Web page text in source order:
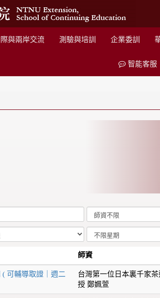
際與兩岸交流 測驗與培訓 企業委訓
智能客服
師資
可輔導取證｜週二
台灣第一位日本裏千家
授 鄭姵萱